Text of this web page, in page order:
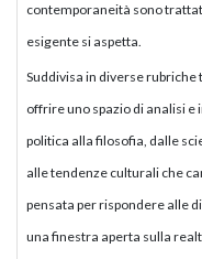
contemporaneità sono
esigente si aspetta.
Suddivisa in diverse rubriche
offrire uno spazio di analisi
politica alla filosofia, dalle
alle tendenze culturali che
pensata per rispondere alle
una finestra aperta sulla